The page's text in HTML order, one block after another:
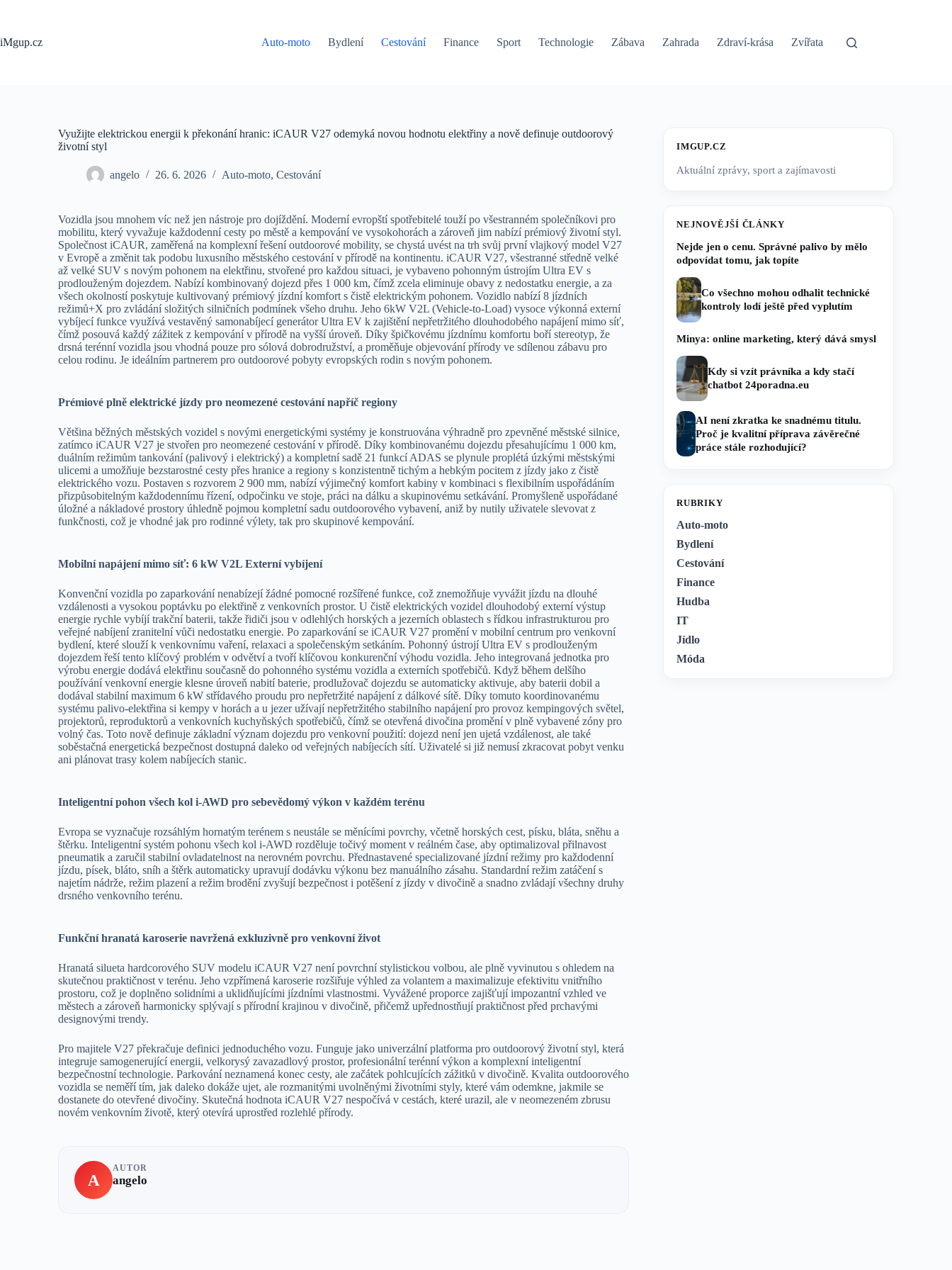
iMgup.cz
Auto-moto Bydlení Cestování Finance Sport Technologie Zábava Zahrada Zdraví-krása Zvířata
Využijte elektrickou energii k překonání hranic: iCAUR V27 odemyká novou hodnotu elektřiny a nově definuje outdoorový
životní styl
angelo 26. 6. 2026 Auto-moto, Cestování
Vozidla jsou mnohem víc než jen nástroje pro dojíždění. Moderní evropští spotřebitelé touží po všestranném společníkovi pro
mobilitu, který vyvažuje každodenní cesty po městě a kempování ve vysokohorách a zároveň jim nabízí prémiový životní styl.
Společnost iCAUR, zaměřená na komplexní řešení outdoorové mobility, se chystá uvést na trh svůj první vlajkový model V27
v Evropě a změnit tak podobu luxusního městského cestování v přírodě na kontinentu. iCAUR V27, všestranné středně velké
až velké SUV s novým pohonem na elektřinu, stvořené pro každou situaci, je vybaveno pohonným ústrojím Ultra EV s
prodlouženým dojezdem. Nabízí kombinovaný dojezd přes 1 000 km, čímž zcela eliminuje obavy z nedostatku energie, a za
všech okolností poskytuje kultivovaný prémiový jízdní komfort s čistě elektrickým pohonem. Vozidlo nabízí 8 jízdních
režimů+X pro zvládání složitých silničních podmínek všeho druhu. Jeho 6kW V2L (Vehicle-to-Load) vysoce výkonná externí
vybíjecí funkce využívá vestavěný samonabíjecí generátor Ultra EV k zajištění nepřetržitého dlouhodobého napájení mimo síť,
čímž posouvá každý zážitek z kempování v přírodě na vyšší úroveň. Díky špičkovému jízdnímu komfortu boří stereotyp, že
drsná terénní vozidla jsou vhodná pouze pro sólová dobrodružství, a proměňuje objevování přírody ve sdílenou zábavu pro
celou rodinu. Je ideálním partnerem pro outdoorové pobyty evropských rodin s novým pohonem.
Prémiové plně elektrické jízdy pro neomezené cestování napříč regiony
Většina běžných městských vozidel s novými energetickými systémy je konstruována výhradně pro zpevněné městské silnice,
zatímco iCAUR V27 je stvořen pro neomezené cestování v přírodě. Díky kombinovanému dojezdu přesahujícímu 1 000 km,
duálním režimům tankování (palivový i elektrický) a kompletní sadě 21 funkcí ADAS se plynule proplétá úzkými městskými
ulicemi a umožňuje bezstarostné cesty přes hranice a regiony s konzistentně tichým a hebkým pocitem z jízdy jako z čistě
elektrického vozu. Postaven s rozvorem 2 900 mm, nabízí výjimečný komfort kabiny v kombinaci s flexibilním uspořádáním
přizpůsobitelným každodennímu řízení, odpočinku ve stoje, práci na dálku a skupinovému setkávání. Promyšleně uspořádané
úložné a nákladové prostory úhledně pojmou kompletní sadu outdoorového vybavení, aniž by nutily uživatele slevovat z
funkčnosti, což je vhodné jak pro rodinné výlety, tak pro skupinové kempování.
Mobilní napájení mimo síť: 6 kW V2L Externí vybíjení
Konvenční vozidla po zaparkování nenabízejí žádné pomocné rozšířené funkce, což znemožňuje vyvážit jízdu na dlouhé
vzdálenosti a vysokou poptávku po elektřině z venkovních prostor. U čistě elektrických vozidel dlouhodobý externí výstup
energie rychle vybíjí trakční baterii, takže řidiči jsou v odlehlých horských a jezerních oblastech s řídkou infrastrukturou pro
veřejné nabíjení zranitelní vůči nedostatku energie. Po zaparkování se iCAUR V27 promění v mobilní centrum pro venkovní
bydlení, které slouží k venkovnímu vaření, relaxaci a společenským setkáním. Pohonný ústrojí Ultra EV s prodlouženým
dojezdem řeší tento klíčový problém v odvětví a tvoří klíčovou konkurenční výhodu vozidla. Jeho integrovaná jednotka pro
výrobu energie dodává elektřinu současně do pohonného systému vozidla a externích spotřebičů. Když během delšího
používání venkovní energie klesne úroveň nabití baterie, prodlužovač dojezdu se automaticky aktivuje, aby baterii dobil a
dodával stabilní maximum 6 kW střídavého proudu pro nepřetržité napájení z dálkové sítě. Díky tomuto koordinovanému
systému palivo-elektřina si kempy v horách a u jezer užívají nepřetržitého stabilního napájení pro provoz kempingových světel,
projektorů, reproduktorů a venkovních kuchyňských spotřebičů, čímž se otevřená divočina promění v plně vybavené zóny pro
volný čas. Toto nově definuje základní význam dojezdu pro venkovní použití: dojezd není jen ujetá vzdálenost, ale také
soběstačná energetická bezpečnost dostupná daleko od veřejných nabíjecích sítí. Uživatelé si již nemusí zkracovat pobyt venku
ani plánovat trasy kolem nabíjecích stanic.
Inteligentní pohon všech kol i-AWD pro sebevědomý výkon v každém terénu
Evropa se vyznačuje rozsáhlým hornatým terénem s neustále se měnícími povrchy, včetně horských cest, písku, bláta, sněhu a
štěrku. Inteligentní systém pohonu všech kol i-AWD rozděluje točivý moment v reálném čase, aby optimalizoval přilnavost
pneumatik a zaručil stabilní ovladatelnost na nerovném povrchu. Přednastavené specializované jízdní režimy pro každodenní
jízdu, písek, bláto, sníh a štěrk automaticky upravují dodávku výkonu bez manuálního zásahu. Standardní režim zatáčení s
najetím nádrže, režim plazení a režim brodění zvyšují bezpečnost i potěšení z jízdy v divočině a snadno zvládají všechny druhy
drsného venkovního terénu.
Funkční hranatá karoserie navržená exkluzivně pro venkovní život
Hranatá silueta hardcorového SUV modelu iCAUR V27 není povrchní stylistickou volbou, ale plně vyvinutou s ohledem na
skutečnou praktičnost v terénu. Jeho vzpřímená karoserie rozšiřuje výhled za volantem a maximalizuje efektivitu vnitřního
prostoru, což je doplněno solidními a uklidňujícími jízdními vlastnostmi. Vyvážené proporce zajišťují impozantní vzhled ve
městech a zároveň harmonicky splývají s přírodní krajinou v divočině, přičemž upřednostňují praktičnost před prchavými
designovými trendy.
Pro majitele V27 překračuje definici jednoduchého vozu. Funguje jako univerzální platforma pro outdoorový životní styl, která
integruje samogenerující energii, velkorysý zavazadlový prostor, profesionální terénní výkon a komplexní inteligentní
bezpečnostní technologie. Parkování neznamená konec cesty, ale začátek pohlcujících zážitků v divočině. Kvalita outdoorového
vozidla se neměří tím, jak daleko dokáže ujet, ale rozmanitými uvolněnými životními styly, které vám odemkne, jakmile se
dostanete do otevřené divočiny. Skutečná hodnota iCAUR V27 nespočívá v cestách, které urazil, ale v neomezeném zbrusu
novém venkovním životě, který otevírá uprostřed rozlehlé přírody.
A
AUTOR
angelo
IMGUP.CZ
Aktuální zprávy, sport a zajímavosti
NEJNOVĚJŠÍ ČLÁNKY
Nejde jen o cenu. Správné palivo by mělo
odpovídat tomu, jak topíte
Co všechno mohou odhalit technické
kontroly lodí ještě před vyplutím
Minya: online marketing, který dává smysl
Kdy si vzít právníka a kdy stačí
chatbot 24poradna.eu
AI není zkratka ke snadnému titulu.
Proč je kvalitní příprava závěrečné
práce stále rozhodující?
RUBRIKY
Auto-moto
Bydlení
Cestování
Finance
Hudba
IT
Jídlo
Móda